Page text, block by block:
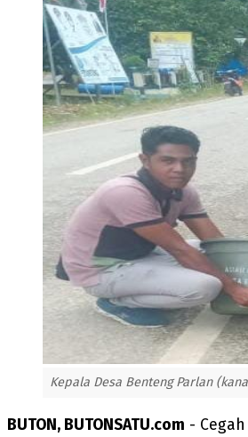
Kepala Desa Benteng Parlan
BUTON, BUTONSATU.com -